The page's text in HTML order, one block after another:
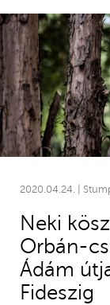
2020.04.24. |
Neki
Orbán-
Ádám
Fideszig